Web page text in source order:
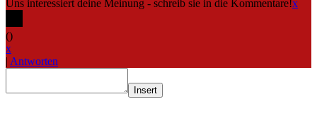
Uns interessiert deine Meinung - schreib sie in die Kommentare!x
()
x
| Antworten
Insert